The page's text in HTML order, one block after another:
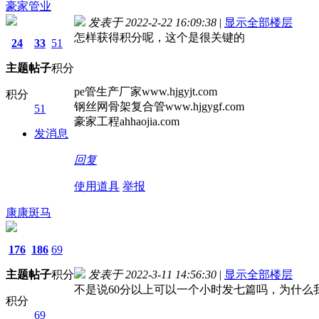
豪家管业
24
主题
33
帖子
51
积分
积分
51
发消息
发表于 2022-2-22 16:09:38 | 显示全部楼层
怎样获得积分呢，这个是很关键的
pe管生产厂家www.hjgyjt.com
钢丝网骨架复合管www.hjgygf.com
豪家工程ahhaojia.com
回复
使用道具 举报
康康斑马
176
主题
186
帖子
69
积分
积分
69
发表于 2022-3-11 14:56:30 | 显示全部楼层
不是说60分以上可以一个小时发七篇吗，为什么